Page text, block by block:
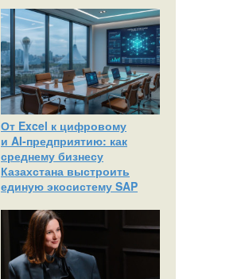
От Excel к цифровому
и AI‑предприятию: как
среднему бизнесу
Казахстана выстроить
единую экосистему SAP